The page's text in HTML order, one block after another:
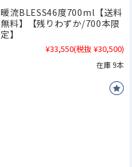
暖流BLESS46度700ml【送料
無料】【残りわずか/700本限
定】
¥33,550(税抜 ¥30,500)
在庫 9本